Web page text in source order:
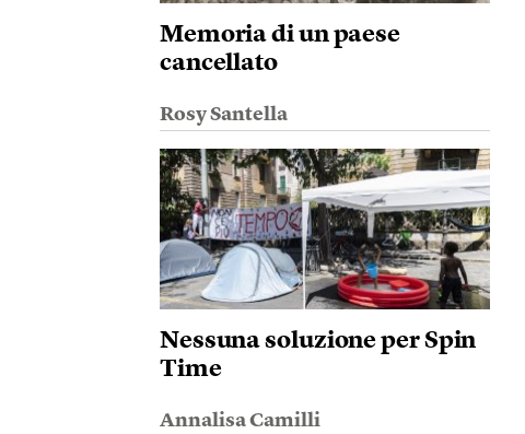
Memoria di un paese
cancellato
Rosy Santella
Nessuna soluzione per Spin
Time
Annalisa Camilli